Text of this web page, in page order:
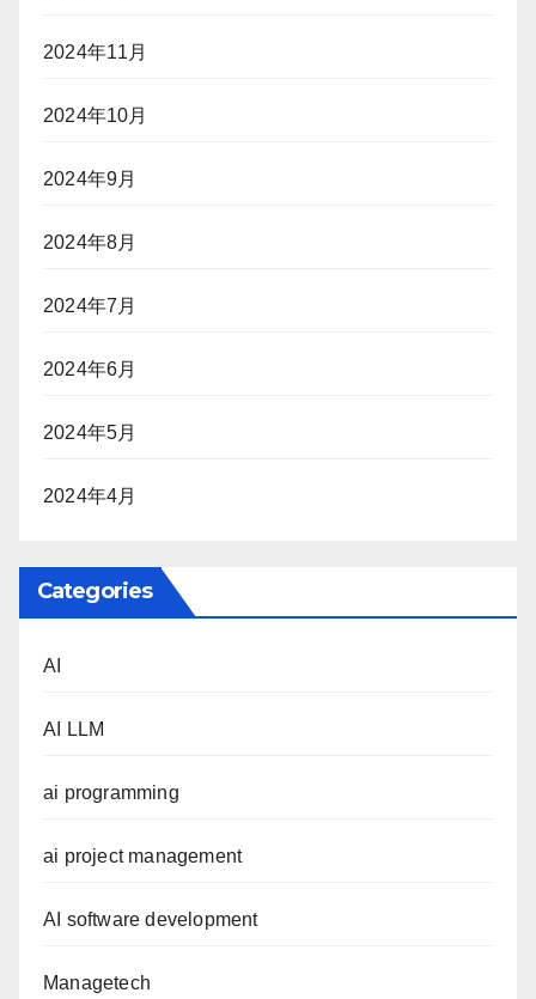
2024年11月
2024年10月
2024年9月
2024年8月
2024年7月
2024年6月
2024年5月
2024年4月
Categories
AI
AI LLM
ai programming
ai project management
AI software development
Managetech